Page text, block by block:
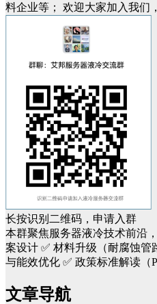
料企业等；
欢迎大家加入我们
长按识别二维码，申请入群
本群聚焦服务器液冷技术前沿，
案设计 ✅ 材料升级（耐腐蚀管
与能效优化 ✅ 政策标准解读（
文章导航